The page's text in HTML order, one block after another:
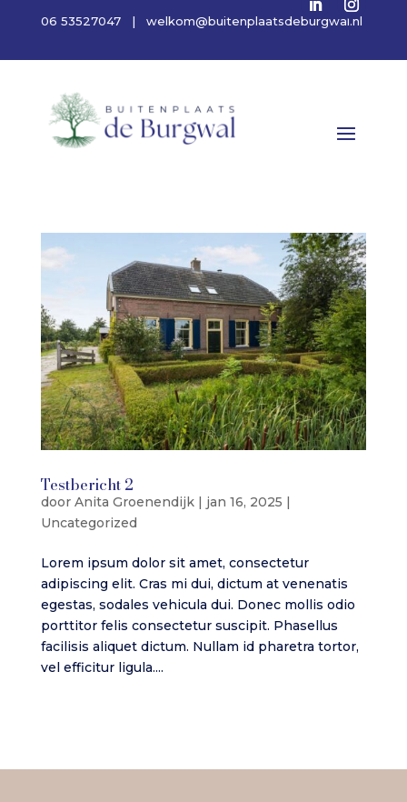
06 53527047 | welkom@buitenplaatsdeburgwal.nl
Testbericht 2
door Anita Groenendijk| jan 16, 2025 |
Uncategorized
Lorem ipsum dolor sit amet, consectetur
adipiscing elit. Cras mi dui, dictum at venenatis
egestas, sodales vehicula dui. Donec mollis odio
porttitor felis consectetur suscipit. Phasellus
facilisis aliquet dictum. Nullam id pharetra tortor,
vel efficitur ligula....